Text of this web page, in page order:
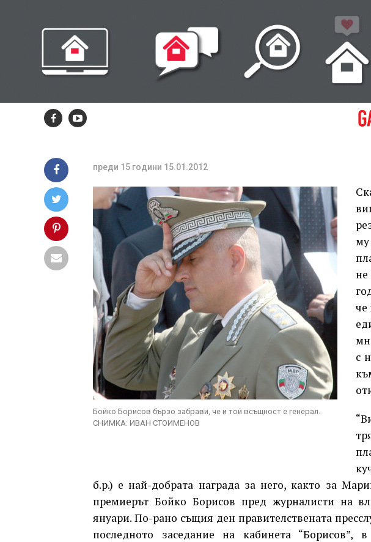
забрави, че е
бил генерал
Ангел Марин не е първият висш офицер, който
попада във водовъртежа на политиката
преди 15 години 15.01.2012
Бойко Борисов бързо забрави, че и той всъщност е генерал.
СНИМКА: ИВАН СТОИМЕНОВ
му
че
с
б.р.) е най-добрата награда за него, както за
премиерът Бойко Борисов пред журналисти на
януари. По-рано същия ден правителствената
последното заседание на кабинета “Борисов”,